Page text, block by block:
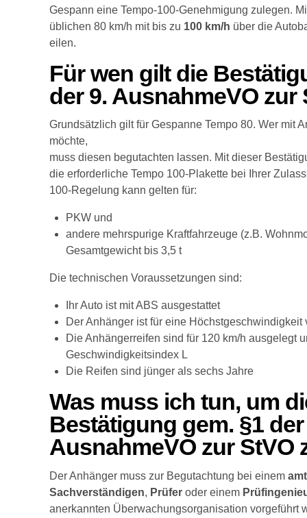
Gespann eine Tempo-100-Genehmigung zulegen.
üblichen 80 km/h mit bis zu 100 km/h über die
eilen.
Für wen gilt die
der 9. AusnahmeVO zur
Grundsätzlich gilt für Gespanne Tempo 80. Wer mit
möchte,
muss diesen begutachten lassen. Mit dieser
die erforderliche Tempo 100-Plakette bei Ihrer
100-Regelung kann gelten für:
PKW und
andere mehrspurige Kraftfahrzeuge (z.B.
Gesamtgewicht bis 3,5 t
Die technischen Voraussetzungen sind:
Ihr Auto ist mit ABS ausgestattet
Der Anhänger ist für eine Höchstgeschwindigkeit
Die Anhängerreifen sind für 120 km/h ausgelegt
Geschwindigkeitsindex L
Die Reifen sind jünger als sechs Jahre
Was muss ich tun, um
Bestätigung gem. §1 der
AusnahmeVO zur StVO
Der Anhänger muss zur Begutachtung bei einem
Sachverständigen, Prüfer oder einem
anerkannten Überwachungsorganisation vorgeführt